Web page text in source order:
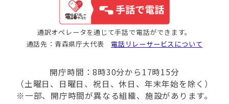
通訳オペレータを通じて手話で電話ができます。
通話先：青森県庁大代表 電話リレーサービスについて
開庁時間：8時30分から17時15分
（土曜日、日曜日、祝日、休日、年末年始を除く）
※一部、開庁時間が異なる組織、施設があります。